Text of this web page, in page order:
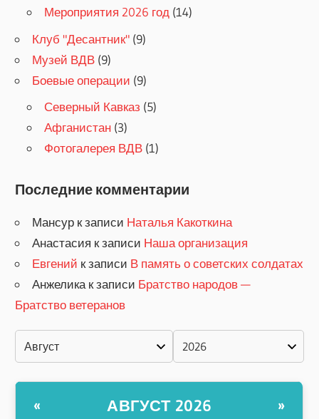
Мероприятия 2026 год (14)
Клуб "Десантник" (9)
Музей ВДВ (9)
Боевые операции (9)
Северный Кавказ (5)
Афганистан (3)
Фотогалерея ВДВ (1)
Последние комментарии
Мансур к записи Наталья Какоткина
Анастасия к записи Наша организация
Евгений к записи В память о советских солдатах
Анжелика к записи Братство народов —
Братство ветеранов
« АВГУСТ 2026 »